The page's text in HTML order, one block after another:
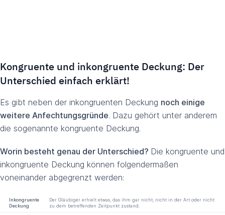
Kongruente und inkongruente Deckung: Der
Unterschied einfach erklärt!
Es gibt neben der inkongruenten Deckung noch einige
weitere Anfechtungsgründe. Dazu gehört unter anderem
die sogenannte kongruente Deckung.
Worin besteht genau der Unterschied? Die kongruente und
inkongruente Deckung können folgendermaßen
voneinander abgegrenzt werden:
Inkongruente
Deckung
Der Gläubiger erhielt etwas, das ihm gar nicht, nicht in der Art oder nicht
zu dem betreffenden Zeitpunkt zustand.